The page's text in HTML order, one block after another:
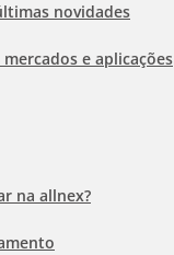
novidades
e aplicações
na allnex?